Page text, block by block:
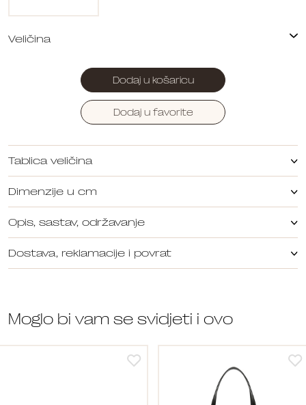
Dodaj u košaricu
Dodaj u favorite
Tablica veličina
Dimenzije u cm
Opis, sastav, održavanje
Dostava, reklamacije i povrat
Moglo bi vam se svidjeti i ovo